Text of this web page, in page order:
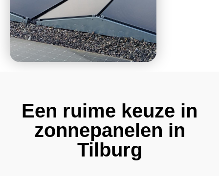
Een ruime keuze in
zonnepanelen in
Tilburg